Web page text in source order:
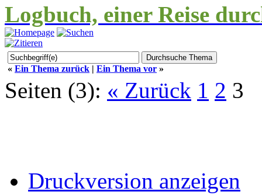
Logbuch, einer Reise
« Ein Thema zurück | Ein Thema vor »
Seiten (3): « Zurück 1 2 3
Druckversion anzeigen